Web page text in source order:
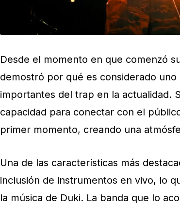
Desde el momento en que comenzó
demostró por qué es considerado
importantes del trap en la actualidad.
capacidad para conectar con el
primer momento, creando una
Una de las características más
inclusión de instrumentos en vivo, lo
la música de Duki. La banda que lo